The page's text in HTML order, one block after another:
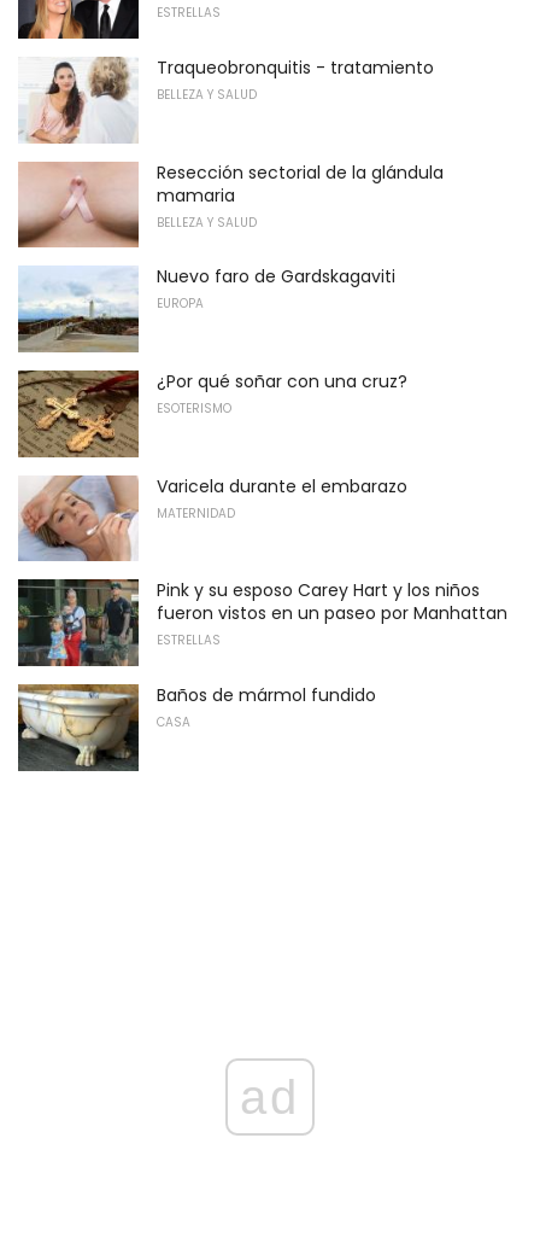
ESTRELLAS
Traqueobronquitis - tratamiento
BELLEZA Y SALUD
Resección sectorial de la glándula
mamaria
BELLEZA Y SALUD
Nuevo faro de Gardskagaviti
EUROPA
¿Por qué soñar con una cruz?
ESOTERISMO
Varicela durante el embarazo
MATERNIDAD
Pink y su esposo Carey Hart y los niños
fueron vistos en un paseo por Manhattan
ESTRELLAS
Baños de mármol fundido
CASA
ad